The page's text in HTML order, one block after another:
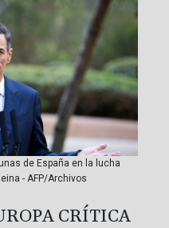
de España en la lucha
- AFP/Archivos
CRÍTICA